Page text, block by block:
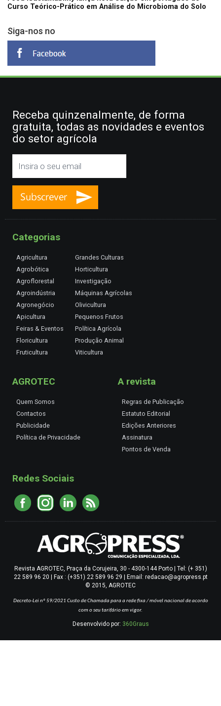
Curso Teórico-Prático em Análise do Microbioma do Solo
Siga-nos no
Receba quinzenalmente, de forma
gratuita, todas as novidades e eventos
do setor agrícola
Categorias
Agricultura
Agrobótica
Agroflorestal
Agroindústria
Agronegócio
Apicultura
Feiras & Eventos
Floricultura
Fruticultura
Grandes Culturas
Horticultura
Investigação
Máquinas Agrícolas
Olivicultura
Pequenos Frutos
Política Agrícola
Produção Animal
Viticultura
AGROTEC
Quem Somos
Contactos
Publicidade
Política de Privacidade
A revista
Regras de Publicação
Estatuto Editorial
Edições Anteriores
Assinatura
Pontos de Venda
Redes Sociais
Revista AGROTEC, Praça da Corujeira, 30 - 4300-144 Porto | Tel: (+ 351)
22 589 96 20 | Fax : (+351) 22 589 96 29 | Email: redacao@agropress.pt
© 2015, AGROTEC
Decreto-Lei nº 59/2021 Custo de Chamada para a rede fixa / móvel nacional de acordo
com o seu tarifário em vigor.
Desenvolvido por: 360Graus